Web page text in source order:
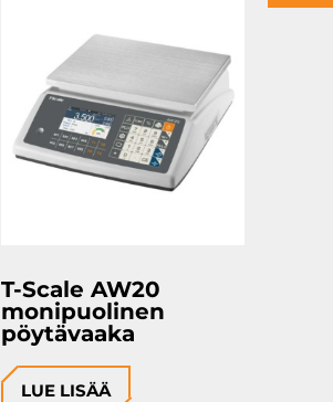
T-Scale AW20
monipuolinen
pöytävaaka
LUE LISÄÄ